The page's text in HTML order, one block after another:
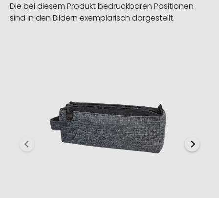
Die bei diesem Produkt bedruckbaren Positionen
sind in den Bildern exemplarisch dargestellt.